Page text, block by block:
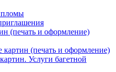
(печать и оформление)
картин (печать и оформление)
Услуги багетной